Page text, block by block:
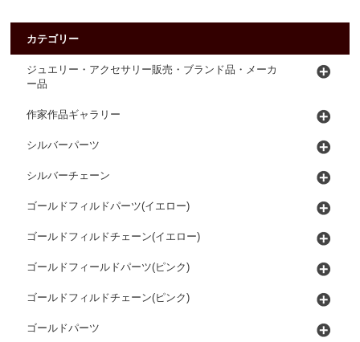
カテゴリー
ジュエリー・アクセサリー販売・ブランド品・メーカ
ー品
作家作品ギャラリー
シルバーパーツ
シルバーチェーン
ゴールドフィルドパーツ(イエロー)
ゴールドフィルドチェーン(イエロー)
ゴールドフィールドパーツ(ピンク)
ゴールドフィルドチェーン(ピンク)
ゴールドパーツ